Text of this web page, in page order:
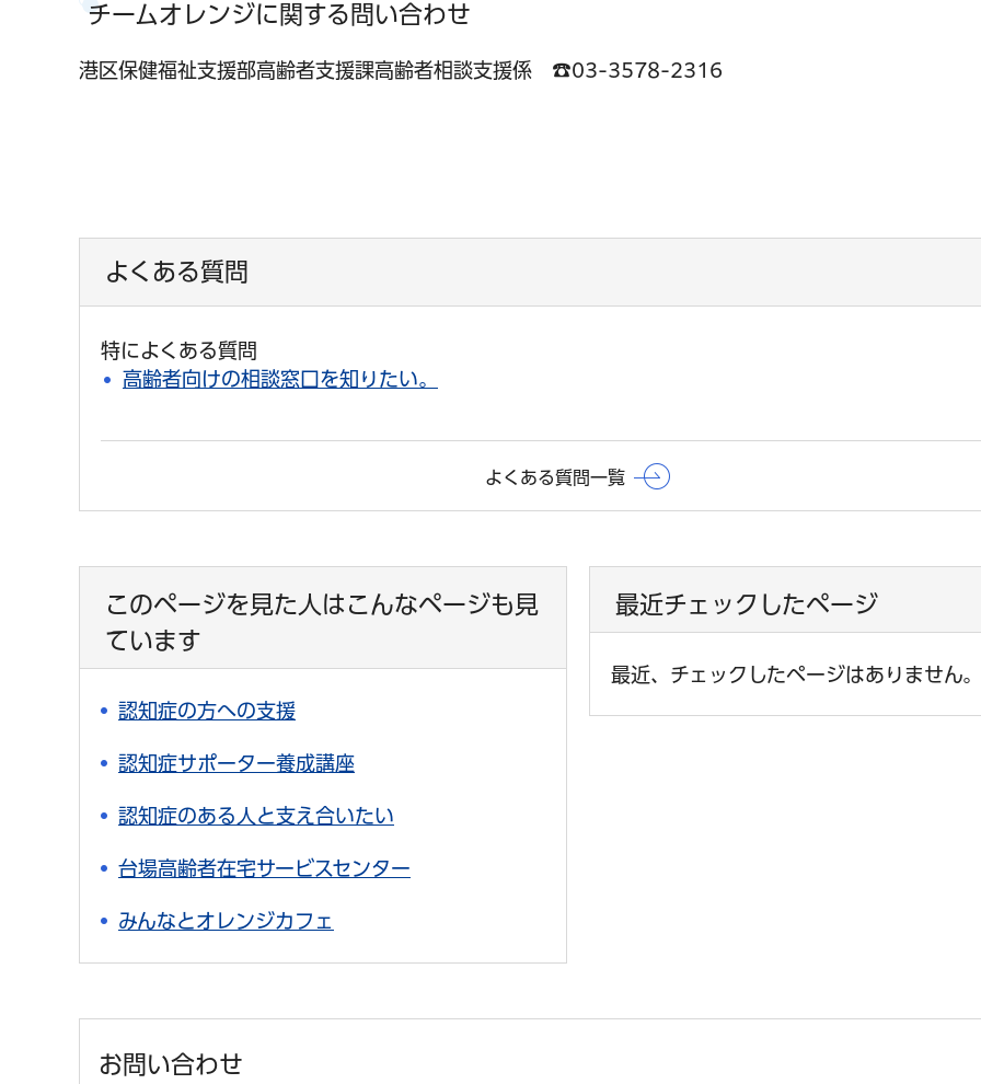
チームオレンジに関する問い合わせ
港区保健福祉支援部高齢者支援課高齢者相談支援係 ☎03-3578-2316
よくある質問
特によくある質問
高齢者向けの相談窓口を知りたい。
よくある質問一覧
このページを見た人はこんなページも見
ています
認知症の方への支援
認知症サポーター養成講座
認知症のある人と支え合いたい
台場高齢者在宅サービスセンター
みんなとオレンジカフェ
最近チェックしたページ
最近、チェックしたページはありません。
お問い合わせ